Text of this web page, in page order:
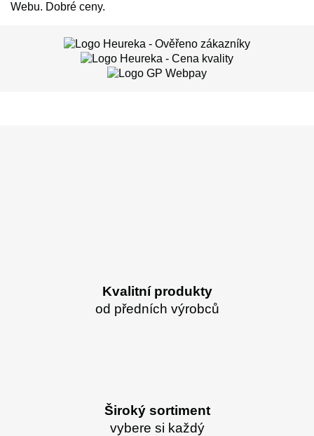
Webu. Dobré ceny.
Kvalitní produkty
od předních výrobců
Široký sortiment
vybere si každý